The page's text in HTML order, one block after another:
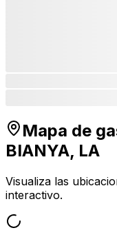
Mapa de
BIANYA, LA
Visualiza las
interactivo.